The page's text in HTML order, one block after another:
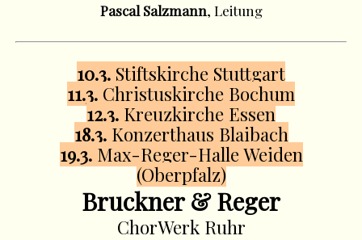
Pascal Salzmann, Leitung
10.3. Stiftskirche Stuttgart
11.3. Christuskirche Bochum
12.3. Kreuzkirche Essen
18.3.Konzerthaus Blaibach
19.3.Max-Reger-Halle Weiden
(Oberpfalz)
Bruckner & Reger
ChorWerk Ruhr